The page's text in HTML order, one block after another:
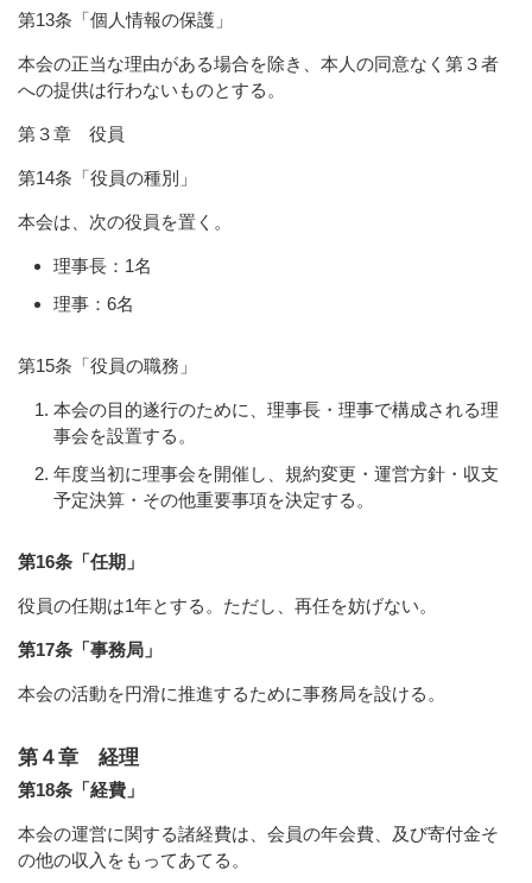
第13条「個人情報の保護」
本会の正当な理由がある場合を除き、本人の同意なく第３者
への提供は行わないものとする。
第３章 役員
第14条「役員の種別」
本会は、次の役員を置く。
理事長：1名
理事：6名
第15条「役員の職務」
本会の目的遂行のために、理事長・理事で構成される理
事会を設置する。
年度当初に理事会を開催し、規約変更・運営方針・収支
予定決算・その他重要事項を決定する。
第16条「任期」
役員の任期は1年とする。ただし、再任を妨げない。
第17条「事務局」
本会の活動を円滑に推進するために事務局を設ける。
第４章 経理
第18条「経費」
本会の運営に関する諸経費は、会員の年会費、及び寄付金そ
の他の収入をもってあてる。